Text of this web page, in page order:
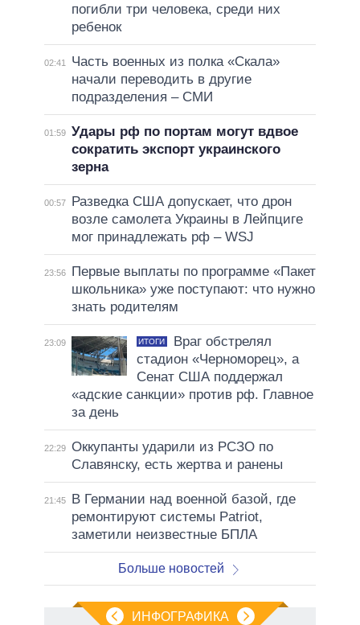
погибли три человека, среди них
ребенок
02:41
Часть военных из полка «Скала»
начали переводить в другие
подразделения – СМИ
01:59 Удары рф по портам могут вдвое
сократить экспорт украинского
зерна
00:57
Разведка США допускает, что дрон
возле самолета Украины в Лейпциге
мог принадлежать рф – WSJ
23:56
Первые выплаты по программе «Пакет
школьника» уже поступают: что нужно
знать родителям
23:09 ИТОГИ
Враг обстрелял
стадион «Черноморец», а
Сенат США поддержал
«адские санкции» против рф. Главное
за день
22:29 Оккупанты ударили из РСЗО по
Славянску, есть жертва и ранены
21:45
В Германии над военной базой, где
ремонтируют системы Patriot,
заметили неизвестные БПЛА
Больше новостей
ИНФОГРАФИКА